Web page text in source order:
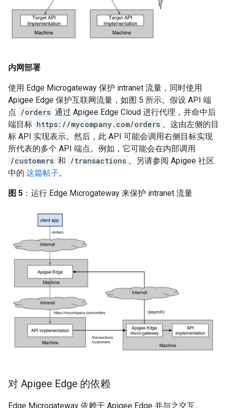
内网部署
使用 Edge Microgateway 保护 intranet 流量，同时使用
Apigee Edge 保护互联网流量，如图 5 所示。假设 API 端
点 /orders 通过 Apigee Edge Cloud 进行代理，并命中后
端目标 https://mycompany.com/orders 。这由左侧的目
标 API 实现表示。然后，此 API 可能会调用右侧目标实现
所代表的多个 API 端点。例如，它可能会在内部调用
/customers 和 /transactions 。另请参阅 Apigee 社区
中的 这篇帖子。
图 5 ：运行 Edge Microgateway 来保护 intranet 流量
对 Apigee Edge 的依赖
Edge Microgateway 依赖于 Apigee Edge 并与之交互。